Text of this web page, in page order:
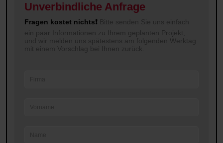
Unverbindliche Anfrage
Fragen kostet nichts❗ Bitte senden Sie uns einfach
ein paar Informationen zu Ihrem geplanten Projekt,
und wir melden uns spätestens am folgenden Werktag
mit einem Vorschlag bei Ihnen zurück.